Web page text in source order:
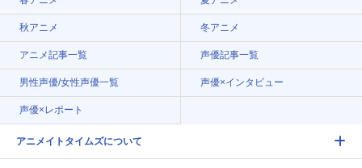
秋アニメ 冬アニメ
アニメ記事一覧 声優記事一覧
男性声優/女性声優一覧 声優×インタビュー
声優×レポート
アニメイトタイムズについて